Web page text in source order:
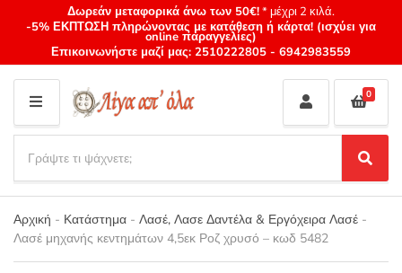
Δωρεάν μεταφορικά άνω των 50€!* μέχρι 2 κιλά.
-5% ΕΚΠΤΩΣΗ πληρώνοντας με κατάθεση ή κάρτα! (ισχύει για
online παραγγελίες)
Επικοινωνήστε μαζί μας: 2510222805 - 6942983559
M
E
N
U
Category
name
a
r
c
h
p
S
e
a
r
0
Αρχική - Κατάστημα - Λασέ, Λασε Δαντέλα & Εργόχειρα Λασέ -
Λασέ μηχανής κεντημάτων 4,5εκ Ροζ χρυσό – κωδ 5482